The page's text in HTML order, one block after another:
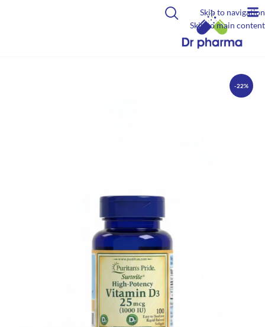
Skip to navigation
Skip to main content
-22%